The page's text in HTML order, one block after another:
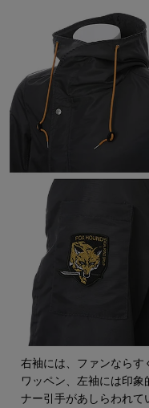
右袖には、ファンなら
ワッペン、左袖には印
ナー引手があしらわれて